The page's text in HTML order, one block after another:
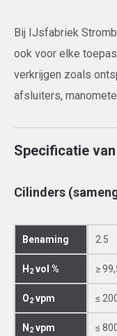
Bij IJsfabriek
ook voor elke
verkrijgen zoals
afsluiters,
Specificatie
Cilinders
Benaming
H 2 vol %
O2 vpm
N 2 vpm
2.5
≥
≤
≤